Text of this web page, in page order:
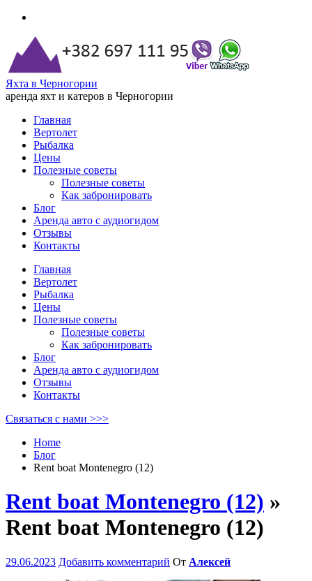
Яхта в Черногории
аренда яхт и катеров в Черногории
Главная
Вертолет
Рыбалка
Цены
Полезные советы
Полезные советы
Как забронировать
Блог
Аренда авто с аудиогидом
Отзывы
Контакты
Главная
Вертолет
Рыбалка
Цены
Полезные советы
Полезные советы
Как забронировать
Блог
Аренда авто с аудиогидом
Отзывы
Контакты
Связаться с нами >>>
Home
Блог
Rent boat Montenegro (12)
Rent boat Montenegro (12) »
Rent boat Montenegro (12)
29.06.2023 Добавить комментарий От Алексей